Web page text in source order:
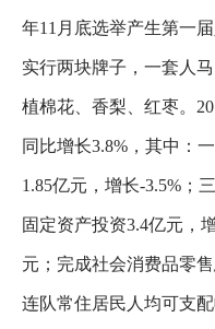
年11月底选举产生第一
实行两块牌子，一套人
植棉花、香梨、红枣。
同比增长3.8%，其中：
1.85亿元，增长-3.5%；
固定资产投资3.4亿元，
元；完成社会消费品零
连队常住居民人均可支